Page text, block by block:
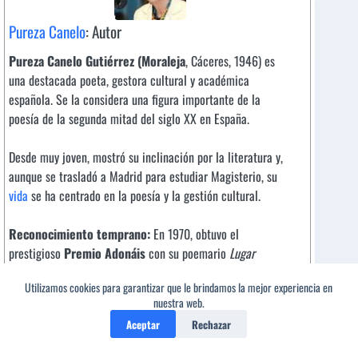
Utilizamos cookies para garantizar que le brindamos la mejor experiencia en
nuestra web.
Aceptar Rechazar
Pureza Canelo: Autor
Pureza Canelo Gutiérrez (Moraleja, Cáceres, 1946) es
una destacada poeta, gestora cultural y académica
española. Se la considera una figura importante de la
poesía de la segunda mitad del siglo XX en España.
Desde muy joven, mostró su inclinación por la literatura y,
aunque se trasladó a Madrid para estudiar Magisterio, su
vida se ha centrado en la poesía y la gestión cultural.
Reconocimiento temprano: En 1970, obtuvo el
prestigioso Premio Adonáiscon su poemario Lugar
concedido a poetas masculinos, lo que marcó un hito en su